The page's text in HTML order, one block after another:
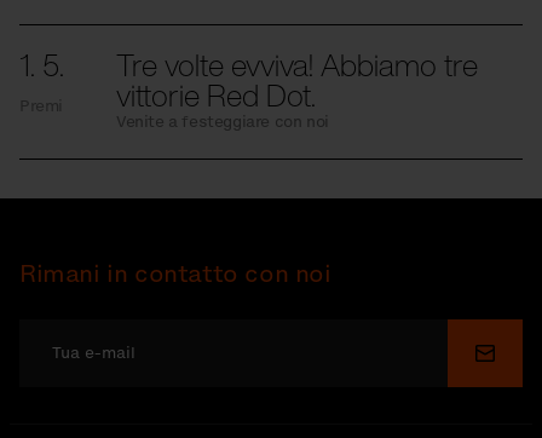
1. 5.
Premi
Tre volte evviva! Abbiamo tre
vittorie Red Dot.
Venite a festeggiare con noi
Rimani in contatto con noi
Invia